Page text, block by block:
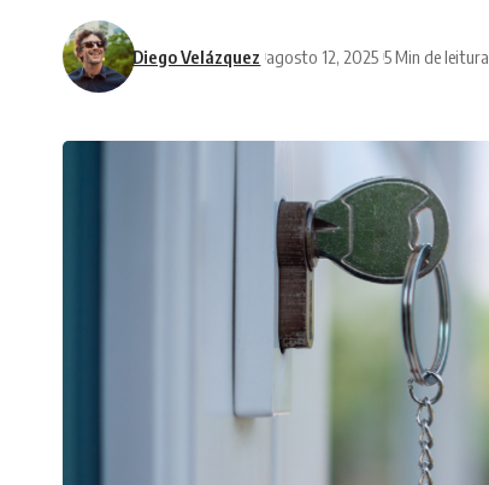
Diego Velázquez agosto 12, 2025 5 Min de leitura